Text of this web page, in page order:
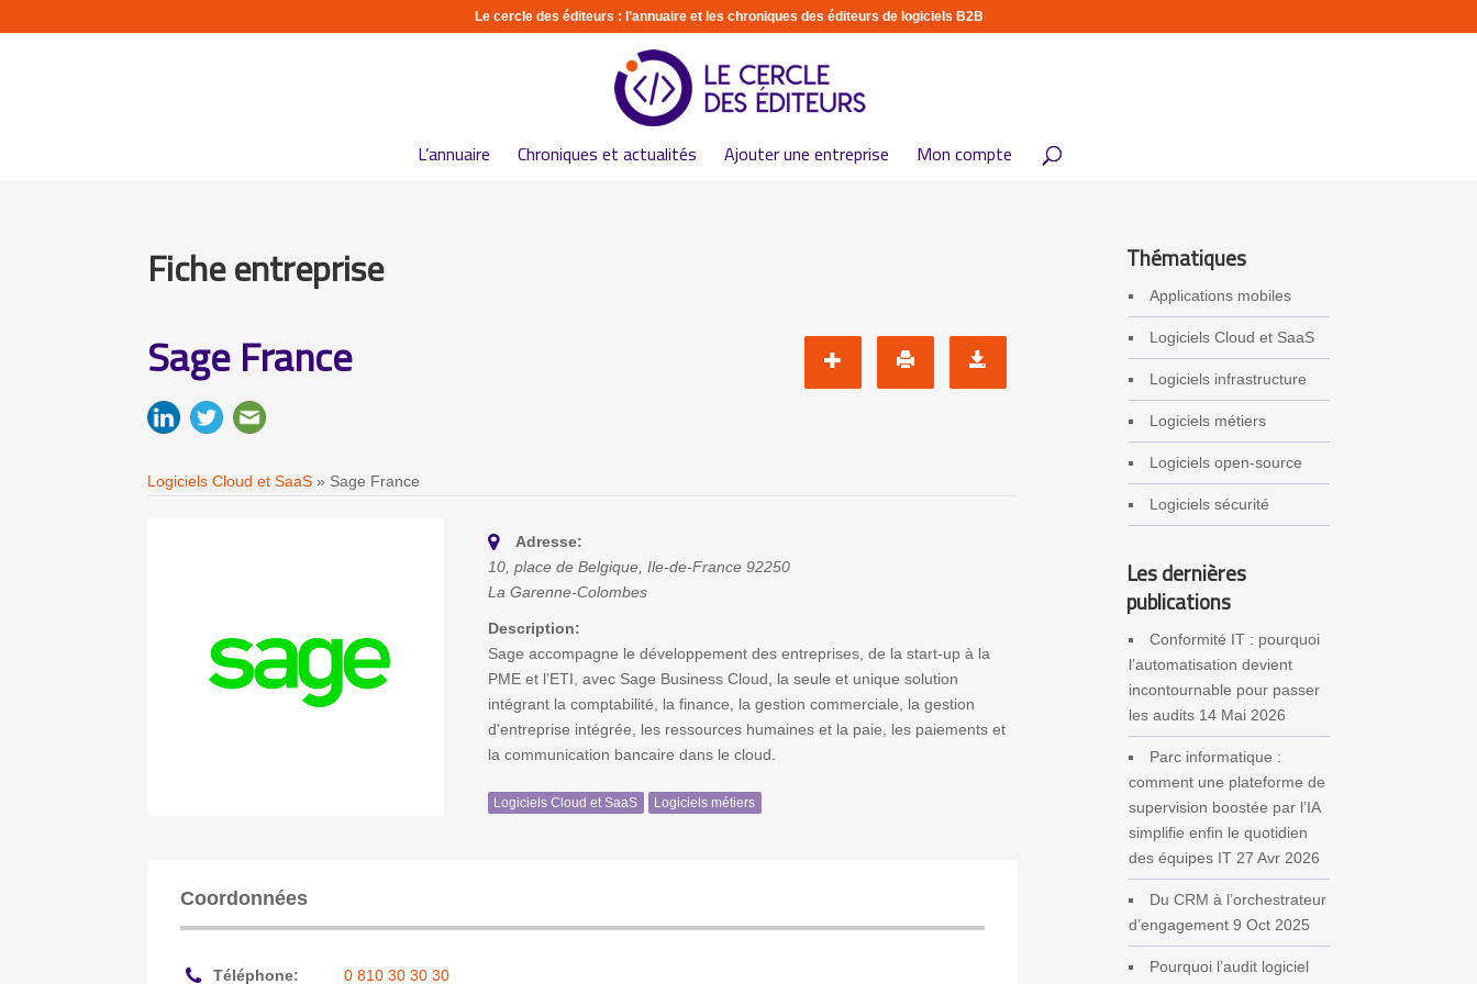
Le cercle des éditeurs : l’annuaire et les chroniques des éditeurs de logiciels B2B
L’annuaire Chroniques et actualités Ajouter une entreprise Mon compte
Fiche entreprise
Sage France
Logiciels Cloud et SaaS » Sage France
Adresse:
10, place de Belgique ,Ile-de-France 92250
La Garenne-Colombes
Description:
Sage accompagne le développement des entreprises, de la start-up à la
PME et l’ETI, avec Sage Business Cloud, la seule et unique solution
intégrant la comptabilité, la finance, la gestion commerciale, la gestion
d'entreprise intégrée, les ressources humaines et la paie, les paiements et
la communication bancaire dans le cloud.
Logiciels Cloud et SaaS Logiciels métiers
Coordonnées
Téléphone: 0 810 30 30 30
Thématiques
Applications mobiles
Logiciels Cloud et SaaS
Logiciels infrastructure
Logiciels métiers
Logiciels open-source
Logiciels sécurité
Les dernières
publications
Conformité IT : pourquoi
l’automatisation devient
incontournable pour passer
les audits 14 Mai 2026
Parc informatique :
comment une plateforme de
supervision boostée par l’IA
simplifie enfin le quotidien
des équipes IT 27 Avr 2026
Du CRM à l’orchestrateur
d’engagement 9 Oct 2025
Pourquoi l’audit logiciel